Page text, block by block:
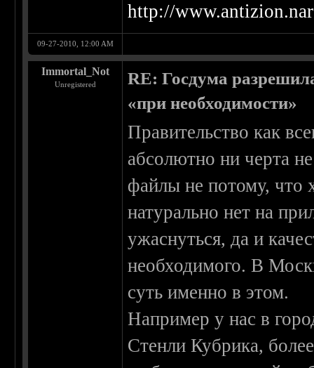
http://
09-27-2010, 12:00 AM
Immortal_Not
Unregistered
RE: Госдума
«при необходимости»
Правительство как
абсолютно ни черта
файлы не потому, что
натурально нет на
ужаснуться, да и
необходимого. В
суть именно в этом.
Например у нас в
Стенли Кубрика,